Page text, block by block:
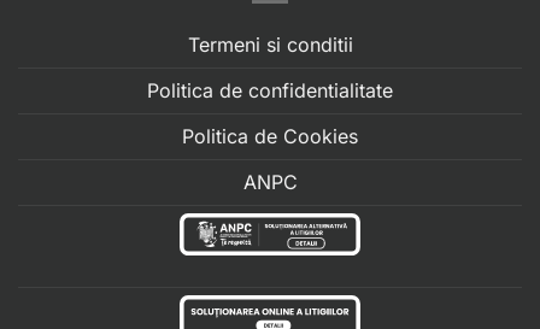
Termeni si conditii
Politica de confidentialitate
Politica de Cookies
ANPC